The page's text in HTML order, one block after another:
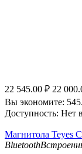
22 545.00 ₽ 22
Вы экономите:
Доступность: Нет
Магнитола Teyes
Bluetooth